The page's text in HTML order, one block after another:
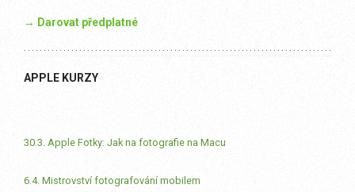
→ Darovat předplatné
APPLE KURZY
30.3. Apple Fotky: Jak na fotografie na Macu
6.4. Mistrovství fotografování mobilem